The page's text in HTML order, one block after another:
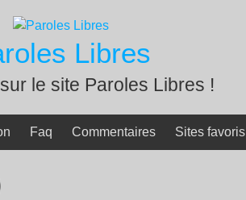
Libres
le site Paroles Libres !
Faq Commentaires Sites favoris